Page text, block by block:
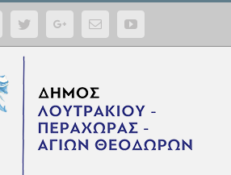
FacebookTwitterGoogle+Email YouTube